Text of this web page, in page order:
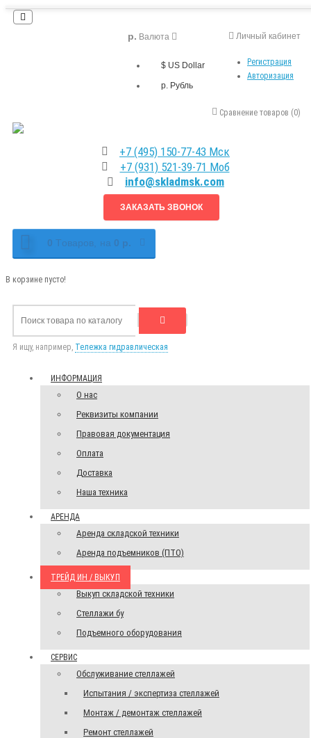
Личный кабинет
Регистрация
Авторизация
р. Валюта
$ US Dollar
р. Рубль
Сравнение товаров (0)
+7 (495) 150-77-43 Мск
+7 (931) 521-39-71 Моб
info@skladmsk.com
ЗАКАЗАТЬ ЗВОНОК
0 Tоваров, на 0 р.
В корзине пусто!
Я ищу, например, Тележка гидравлическая
ИНФОРМАЦИЯ
О нас
Реквизиты компании
Правовая документация
Оплата
Доставка
Наша техника
АРЕНДА
Аренда складской техники
Аренда подъемников (ПТО)
ТРЕЙД ИН / ВЫКУП
Выкуп складской техники
Стеллажи бу
Подъемного оборудования
СЕРВИС
Обслуживание стеллажей
Испытания / экспертиза стеллажей
Монтаж / демонтаж стеллажей
Ремонт стеллажей